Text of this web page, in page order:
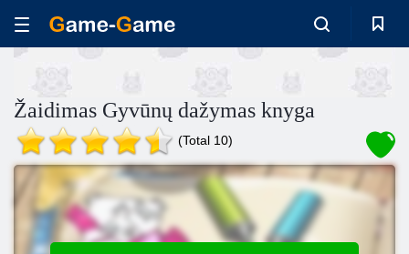
Žaidimas Gyvūnų dažymas knyga
(Total 10)